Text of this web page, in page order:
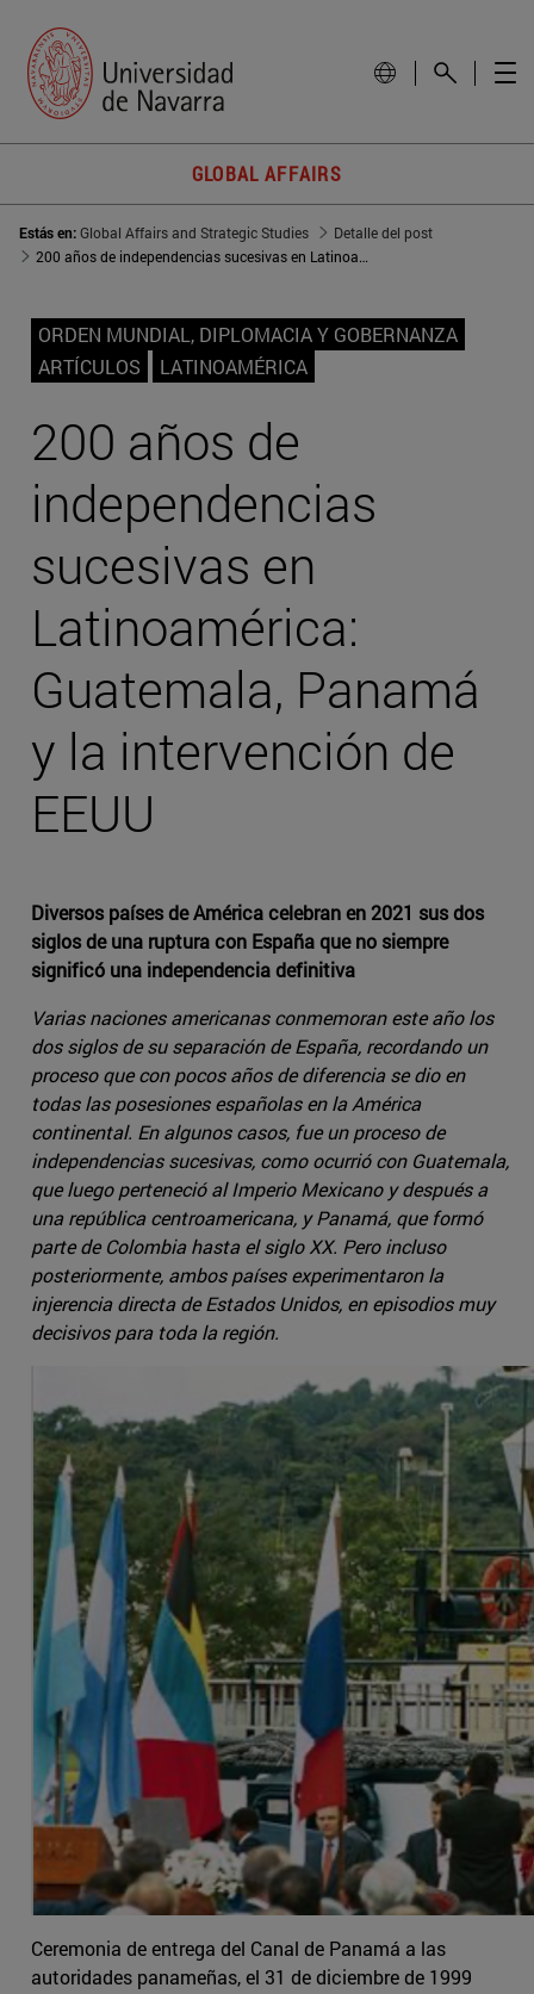
GLOBAL AFFAIRS
Estás en:Global Affairs and Strategic Studies
Detalle del post
200 años de independencias sucesivas en Latinoamérica: Guatemala, Panamá y la intervención de EEUU
ORDEN MUNDIAL, DIPLOMACIA Y GOBERNANZA
ARTÍCULOS
LATINOAMÉRICA
200 años de
independencias
sucesivas en
Latinoamérica:
Guatemala, Panamá
y la intervención de
EEUU
Diversos países de América celebran en 2021 sus dos
siglos de una ruptura con España que no siempre
significó una independencia definitiva
Varias naciones americanas conmemoran este año los
dos siglos de su separación de España, recordando un
proceso que con pocos años de diferencia se dio en
todas las posesiones españolas en la América
continental. En algunos casos, fue un proceso de
independencias sucesivas, como ocurrió con Guatemala,
que luego perteneció al Imperio Mexicano y después a
una república centroamericana, y Panamá, que formó
parte de Colombia hasta el siglo XX. Pero incluso
posteriormente, ambos países experimentaron la
injerencia directa de Estados Unidos, en episodios muy
decisivos para toda la región.
Ceremonia de entrega del Canal de Panamá a las
autoridades panameñas, el 31 de diciembre de 1999